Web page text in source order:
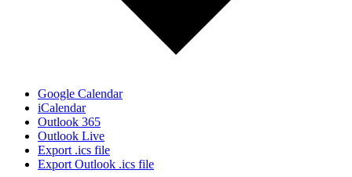
Google Calendar
iCalendar
Outlook 365
Outlook Live
Export .ics file
Export Outlook .ics file